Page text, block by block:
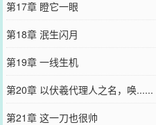
第17章 瞪它一眼
第18章 泯生闪月
第19章 一线生机
第20章 以伏羲代理人之名，唤......
第21章 这一刀也很帅